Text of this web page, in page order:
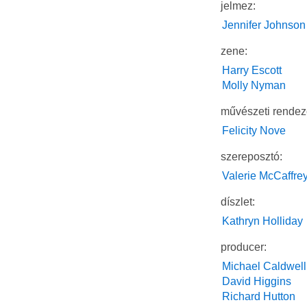
jelmez:
Jennifer Johnson
zene:
Harry Escott
Molly Nyman
művészeti
Felicity Nove
szereposztó:
Valerie
díszlet:
Kathryn Holliday
producer:
Michael Caldwell
David Higgins
Richard Hutton